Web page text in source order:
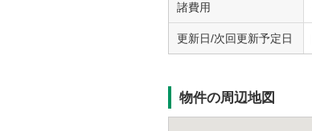
諸費用
更新日/次回更新予定日
物件の周辺地図